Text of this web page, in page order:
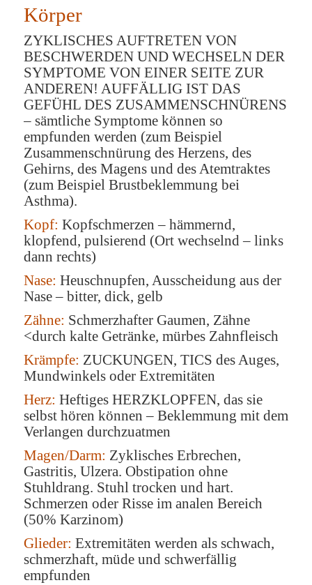
Körper
ZYKLISCHES AUFTRETEN VON
BESCHWERDEN UND WECHSELN DER
SYMPTOME VON EINER SEITE ZUR
ANDEREN! AUFFÄLLIG IST DAS
GEFÜHL DES ZUSAMMENSCHNÜRENS
– sämtliche Symptome können so
empfunden werden (zum Beispiel
Zusammenschnürung des Herzens, des
Gehirns, des Magens und des Atemtraktes
(zum Beispiel Brustbeklemmung bei
Asthma).
Kopf: Kopfschmerzen – hämmernd,
klopfend, pulsierend (Ort wechselnd – links
dann rechts)
Nase: Heuschnupfen, Ausscheidung aus der
Nase – bitter, dick, gelb
Zähne: Schmerzhafter Gaumen, Zähne
<durch kalte Getränke, mürbes Zahnfleisch
Krämpfe: ZUCKUNGEN, TICS des Auges,
Mundwinkels oder Extremitäten
Herz: Heftiges HERZKLOPFEN, das sie
selbst hören können – Beklemmung mit dem
Verlangen durchzuatmen
Magen/Darm: Zyklisches Erbrechen,
Gastritis, Ulzera. Obstipation ohne
Stuhldrang. Stuhl trocken und hart.
Schmerzen oder Risse im analen Bereich
(50% Karzinom)
Glieder: Extremitäten werden als schwach,
schmerzhaft, müde und schwerfällig
empfunden